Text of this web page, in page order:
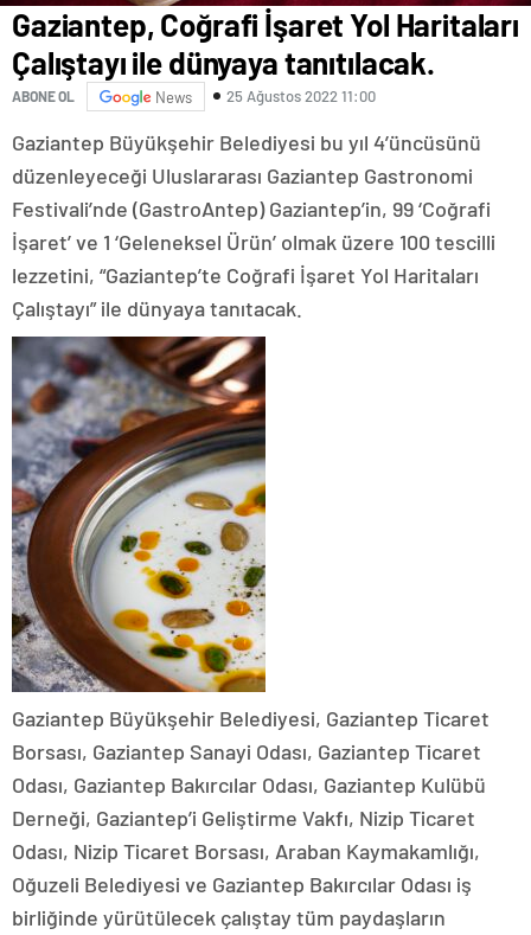
Gaziantep, Coğrafi İşaret Yol Haritaları
Çalıştayı ile dünyaya tanıtılacak.
ABONE OL News 25 Ağustos 2022 11:00
Gaziantep Büyükşehir Belediyesi bu yıl 4’üncüsünü
düzenleyeceği Uluslararası Gaziantep Gastronomi
Festivali’nde (GastroAntep) Gaziantep’in, 99 ‘Coğrafi
İşaret’ ve 1 ‘Geleneksel Ürün’ olmak üzere 100 tescilli
lezzetini, “Gaziantep’te Coğrafi İşaret Yol Haritaları
Çalıştayı” ile dünyaya tanıtacak.
Gaziantep Büyükşehir Belediyesi, Gaziantep Ticaret
Borsası, Gaziantep Sanayi Odası, Gaziantep Ticaret
Odası, Gaziantep Bakırcılar Odası, Gaziantep Kulübü
Derneği, Gaziantep’i Geliştirme Vakfı, Nizip Ticaret
Odası, Nizip Ticaret Borsası, Araban Kaymakamlığı,
Oğuzeli Belediyesi ve Gaziantep Bakırcılar Odası iş
birliğinde yürütülecek çalıştay tüm paydaşların